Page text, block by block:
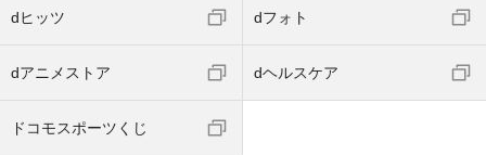
dヒッツ dフォト
dアニメストア dヘルスケア
ドコモスポーツくじ